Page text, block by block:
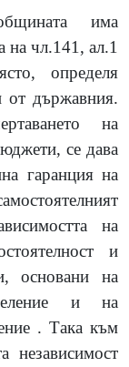
има
на чл.141, ал.1
определя
от държавния.
на
се дава
гаранция на
на
и
основани на
и на
. Така към
независимост